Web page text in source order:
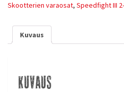
Skootterien varaosat, Speedfight III
Kuvaus
Kuvaus